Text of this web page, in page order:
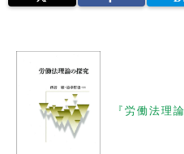
『労働法理